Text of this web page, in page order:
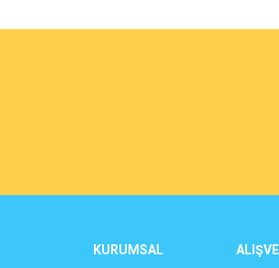
Ürün resmi kalitesiz,
KURUMSAL